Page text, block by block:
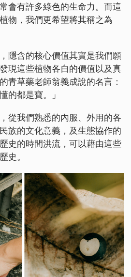
會有許多綠色的生命力。而這
物，我們更希望將其稱之為
隱含的核心價值其實是我們願
現這些植物各自的價值以及真
青草藥老師翁義成說的名言：
的都是寶。」
從我們熟悉的內服、外用的各
族的文化意義，及生態協作的
史的時間洪流，可以藉由這些
史。